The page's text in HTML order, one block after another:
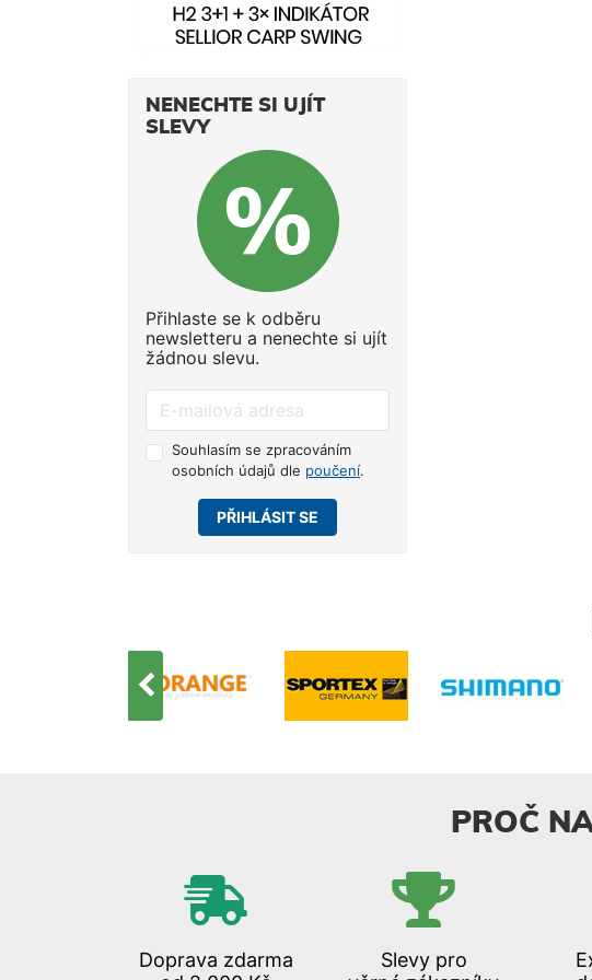
NENECHTE SI UJÍT
SLEVY
Přihlaste se k odběru
newsletteru a nenechte si ujít
žádnou slevu.
Souhlasím se zpracováním
osobních údajů dle poučení.
PŘIHLÁSIT SE
PROČ
Doprava zdarma
Slevy pro